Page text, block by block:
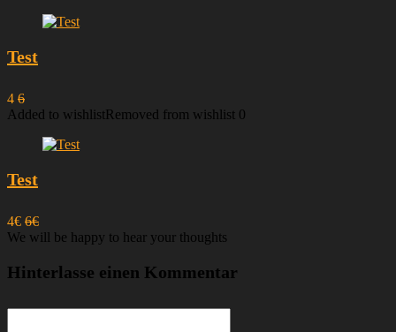
Test
4 6
Added to wishlistRemoved from wishlist 0
Test
4€ 6€
We will be happy to hear your thoughts
Hinterlasse einen Kommentar